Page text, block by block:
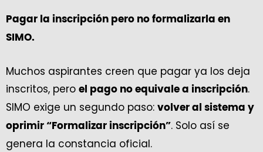
Pagar la inscripción pero no formalizarla en
SIMO.
Muchos aspirantes creen que pagar ya los deja
inscritos, pero el pago no equivale a inscripción.
SIMO exige un segundo paso: volver al sistema y
oprimir “Formalizar inscripción”. Solo así se
genera la constancia oficial.